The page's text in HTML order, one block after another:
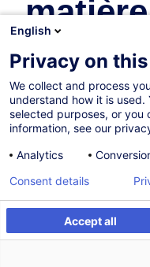
Être alerté
policy
Banques
En collaboration avec:
English
Privacy on
We collect and process
understand how it is
selected purposes, or you
information, see our
Analytics
Accept all
Consent details